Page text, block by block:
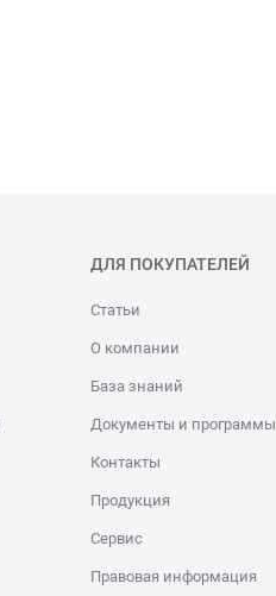
ДЛЯ ПОКУПАТЕЛЕЙ
Статьи
О компании
База знаний
Документы и программы
Контакты
Продукция
Сервис
Правовая информация